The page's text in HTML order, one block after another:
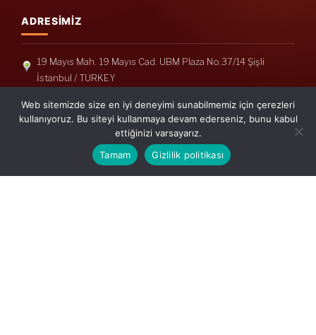
ADRESIMIZ
19 Mayıs Mah. 19 Mayıs Cad. UBM Plaza No:37/14 Şişli
İstanbul / TURKEY
Telefon: +90(212) 240 33 39
Telefon: +90(212) 248 19 36
info@erisymm.com
Web sitemizde size en iyi deneyimi sunabilmemiz için çerezleri
kullanıyoruz. Bu siteyi kullanmaya devam ederseniz, bunu kabul
ettiğinizi varsayarız.
Tamam
Gizlilik politikası